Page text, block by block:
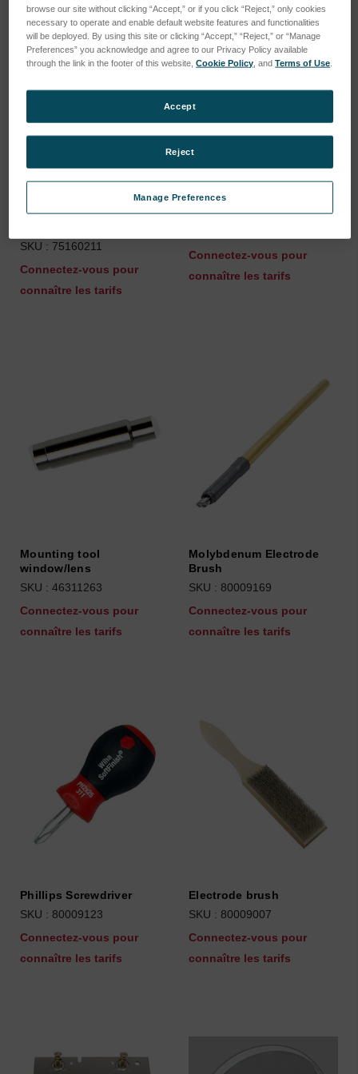
Gas Cleaning System (UV
SKU : 75160211
Connectez-vous pour
connaître les tarifs
Tension spring
Connectez-vous pour
connaître les tarifs
Mounting tool
window/lens
SKU : 46311263
Connectez-vous pour
connaître les tarifs
Molybdenum Electrode
Brush
SKU : 80009169
Connectez-vous pour
connaître les tarifs
Phillips Screwdriver
SKU : 80009123
Connectez-vous pour
connaître les tarifs
Electrode brush
SKU : 80009007
Connectez-vous pour
connaître les tarifs
browse our site without clicking “Accept,” or if you click “Reject,” only cookies
necessary to operate and enable default website features and functionalities
will be deployed. By using this site or clicking “Accept,” “Reject,” or “Manage
Preferences” you acknowledge and agree to our Privacy Policy available
through the link in the footer of this website,Cookie Policy , andTerms of Use
Manage Preferences
Reject
Accept